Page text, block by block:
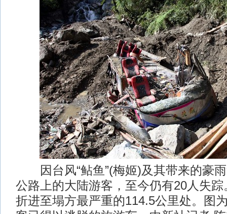
因台风“鲇鱼”(梅姬)及其带来的豪雨
公路上的大陆游客，至今仍有20人失
折进至塌方最严重的114.5公里处。图